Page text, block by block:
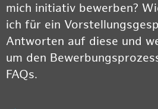
mich initiativ bewerben?
ich für ein
Antworten auf diese und
um den
FAQs.